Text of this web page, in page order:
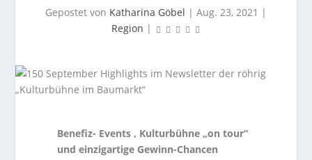
Gepostet von Katharina Göbel | Aug. 23, 2021 |
Region |
Benefiz- Events , Kulturbühne „on tour“
und einzigartige Gewinn-Chancen